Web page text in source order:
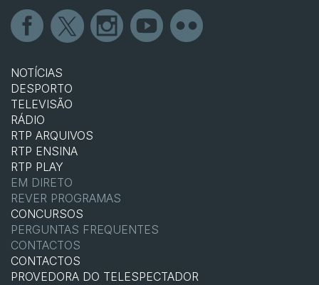
NOTÍCIAS
DESPORTO
TELEVISÃO
RÁDIO
RTP ARQUIVOS
RTP ENSINA
RTP PLAY
EM DIRETO
REVER PROGRAMAS
CONCURSOS
PERGUNTAS FREQUENTES
CONTACTOS
CONTACTOS
PROVEDORA DO TELESPECTADOR